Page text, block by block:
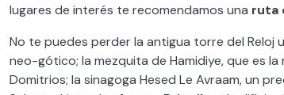
lugares de interés te recomendamos una ruta
No te puedes perder la antigua torre del Reloj
neo-gótico; la mezquita de Hamidiye, que es
Domitrios; la sinagoga Hesed Le Avraam, un